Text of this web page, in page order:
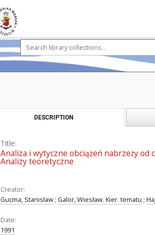
DESCRIPTION
Title:
Analiza i wytyczne obciążeń nabrzeży
Analizy teoretyczne
Creator:
Gucma, Stanisław ; Galor, Wiesław. Kier. tematu ;
Date:
1991